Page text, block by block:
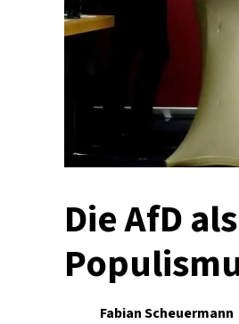
Die AfD
Fabian Scheuermann